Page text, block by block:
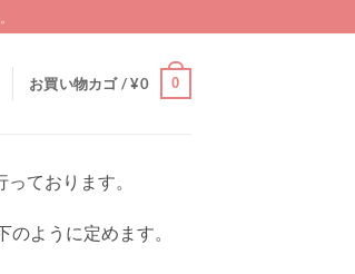
お買い物カゴ /¥0 0
ております。
ように定めます。